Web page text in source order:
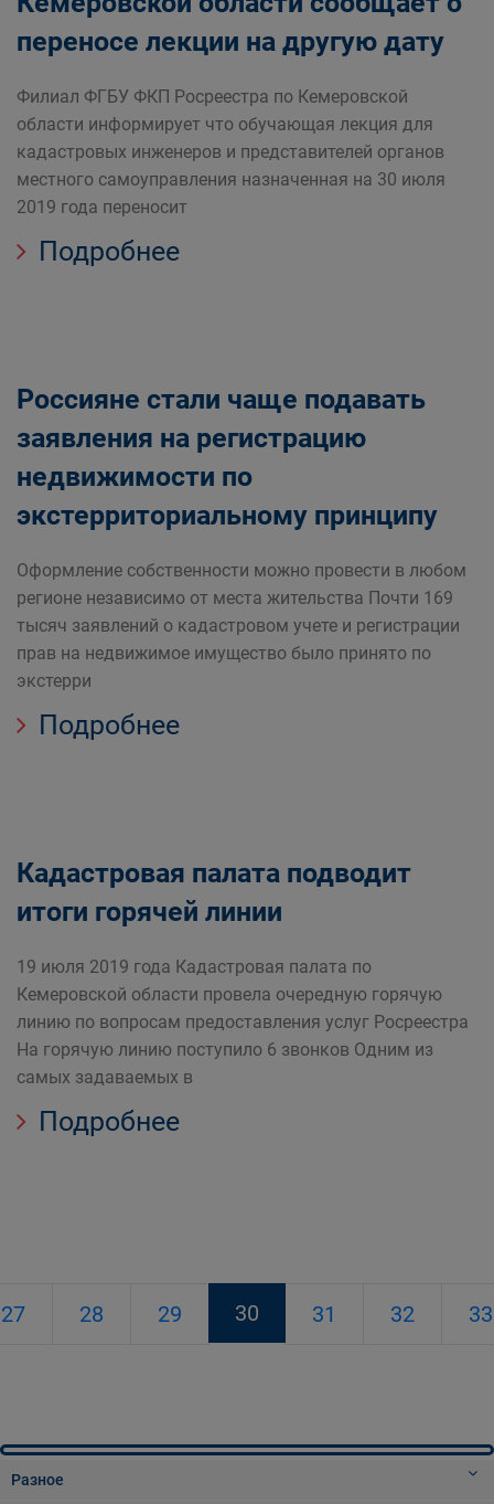
переносе лекции на другую дату
Филиал ФГБУ ФКП Росреестра по Кемеровской
области информирует что обучающая лекция для
кадастровых инженеров и представителей органов
местного самоуправления назначенная на 30 июля
2019 года переносит
Подробнее
Россияне стали чаще подавать
заявления на регистрацию
недвижимости по
экстерриториальному принципу
Оформление собственности можно провести в любом
регионе независимо от места жительства Почти 169
тысяч заявлений о кадастровом учете и регистрации
прав на недвижимое имущество было принято по
экстерри
Подробнее
Кадастровая палата подводит
итоги горячей линии
19 июля 2019 года Кадастровая палата по
Кемеровской области провела очередную горячую
линию по вопросам предоставления услуг Росреестра
На горячую линию поступило 6 звонков Одним из
самых задаваемых в
Подробнее
27 28 29 30 31 32 33
Разное